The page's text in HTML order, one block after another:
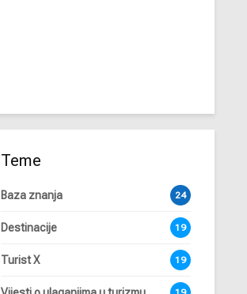
Teme
Baza znanja 24
Destinacije 19
Turist X 19